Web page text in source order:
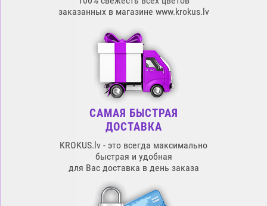
заказанных в магазине www.krokus.lv
САМАЯ БЫСТРАЯ
ДОСТАВКА
KROKUS.lv - это всегда максимально
быстрая и удобная
для Вас доставка в день заказа